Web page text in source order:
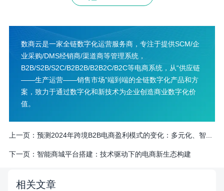
数商云是一家全链数字化运营服务商，专注于提供SCM/企
业采购/DMS经销商/渠道商等管理系统，
B2B/S2B/S2C/B2B2B/B2B2C/B2C等电商系统，从“供应链
——生产运营——销售市场”端到端的全链数字化产品和方
案，致力于通过数字化和新技术为企业创造商业数字化价
值。
上一页： 预测2024年跨境B2B电商盈利模式的变化：多元化、智...
下一页： 智能商城平台搭建：技术驱动下的电商新生态构建
相关文章